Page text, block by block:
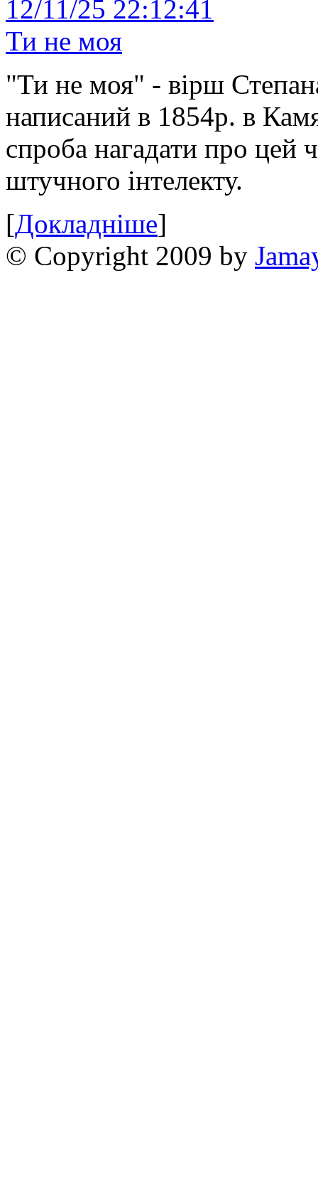
12/11/25 22:12:41
Ти не моя
"Ти не моя" - вірш
написаний в 1854р. в
спроба нагадати про цей
штучного інтелекту.
[Докладніше]
© Copyright 2009 by